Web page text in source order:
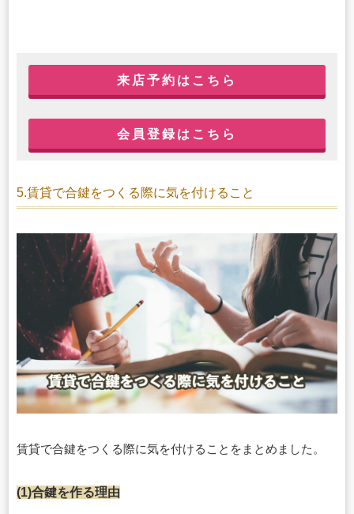
来店予約はこちら
会員登録はこちら
5.賃貸で合鍵をつくる際に気を付けること
賃貸で合鍵をつくる際に気を付けることをまとめました。
(1)合鍵を作る理由